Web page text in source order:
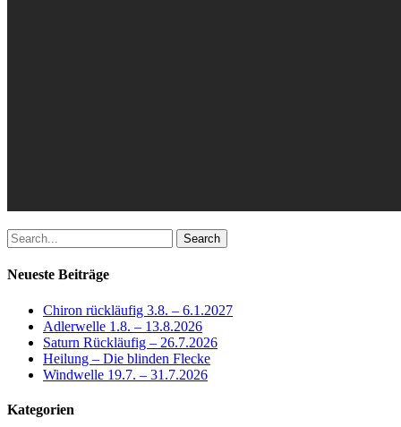
Search
Neueste Beiträge
Chiron rückläufig 3.8. – 6.1.2027
Adlerwelle 1.8. – 13.8.2026
Saturn Rückläufig – 26.7.2026
Heilung – Die blinden Flecke
Windwelle 19.7. – 31.7.2026
Kategorien